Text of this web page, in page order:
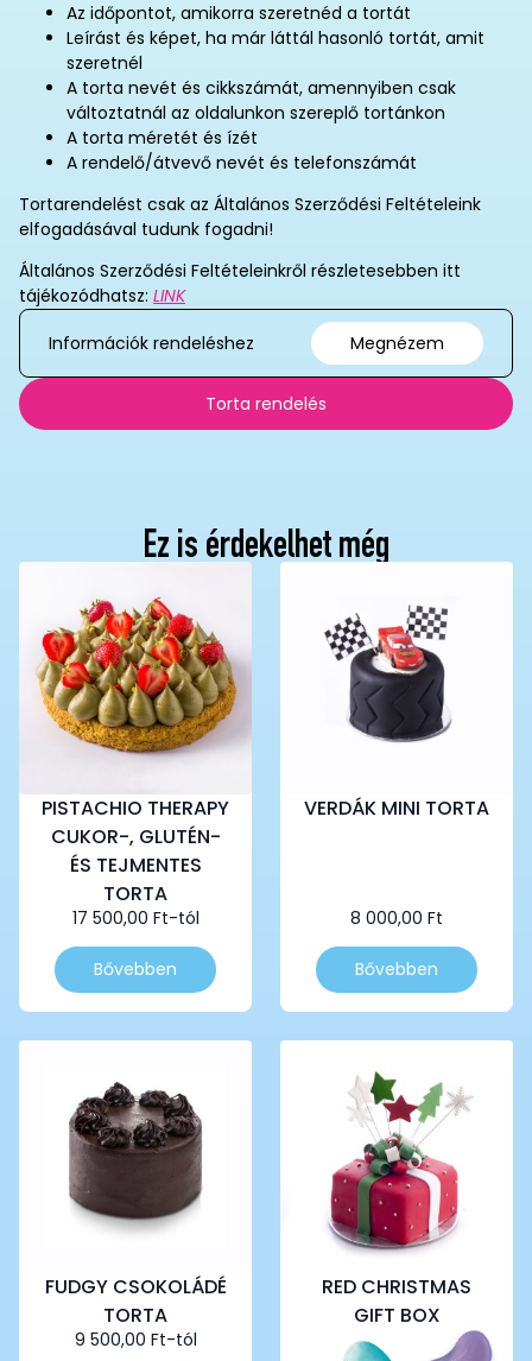
Az időpontot, amikorra szeretnéd a tortát
Leírást és képet, ha már láttál hasonló tortát, amit
szeretnél
A torta nevét és cikkszámát, amennyiben csak
változtatnál az oldalunkon szereplő tortánkon
A torta méretét és ízét
A rendelő/átvevő nevét és telefonszámát
Tortarendelést csak az Általános Szerződési Feltételeink
elfogadásával tudunk fogadni!
Általános Szerződési Feltételeinkről részletesebben itt
tájékozódhatsz: LINK
Információk rendeléshez
Megnézem
Torta rendelés
Ez is érdekelhet még
PISTACHIO THERAPY
CUKOR-, GLUTÉN-
ÉS TEJMENTES
TORTA
17 500,00 Ft-tól
Bővebben
Ennek
a
terméknek
változatok
termékoldalon
választhatók
VERDÁK MINI TORTA
8 000,00 Ft
Bővebben
Ennek
a
terméknek
változatok
termékoldalon
választhatók
FUDGY CSOKOLÁDÉ
TORTA
9 500,00 Ft-tól
RED CHRISTMAS
GIFT BOX